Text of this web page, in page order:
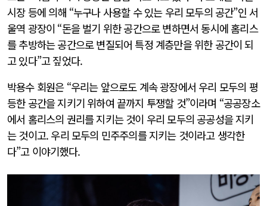
시장 등에 의해 “누구나 사용할 수 있는 우리 모두의 공간”인 서
울역 광장이 “돈을 벌기 위한 공간으로 변하면서 동시에 홈리스
를 추방하는 공간으로 변질되어 특정 계층만을 위한 공간이 되
고 있다”고 짚었다.
박용수 회원은 “우리는 앞으로도 계속 광장에서 우리 모두의 평
등한 공간을 지키기 위하여 끝까지 투쟁할 것”이라며 “공공장소
에서 홈리스의 권리를 지키는 것이 우리 모두의 공공성을 지키
는 것이고. 우리 모두의 민주주의를 지키는 것이라고 생각한
다”고 이야기했다.